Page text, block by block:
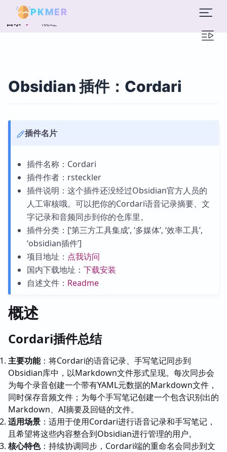
PKMER
目录 概述
Obsidian 插件：Cordari
插件名片
插件名称：Cordari
插件作者：rsteckler
插件说明：这个插件还没经过Obsidian官方人员的
人工审核哦。可以把你的Cordari语音记录摘要、文
字记录和音频同步到你的仓库里。
插件分类：[‘第三方工具集成’, ‘多媒体’, ‘效率工具’,
‘obsidian插件’]
项目地址： 点我访问
国内下载地址： 下载安装
自述文件： Readme
概述
Cordari插件总结
主要功能：将Cordari的语音记录、手写笔记同步到
Obsidian库中，以Markdown文件形式呈现。每次同步会
为每个录音创建一个带有YAML元数据的Markdown文件，
同时保存音频文件；为每个手写笔记创建一个包含识别出的
Markdown、AI摘要及回链的文件。
适用场景 ：适用于使用Cordari进行语音记录和手写笔记，
且希望将这些内容整合到Obsidian进行管理的用户。
核心特色：持续协调同步，Cordari端的重命名会同步到文